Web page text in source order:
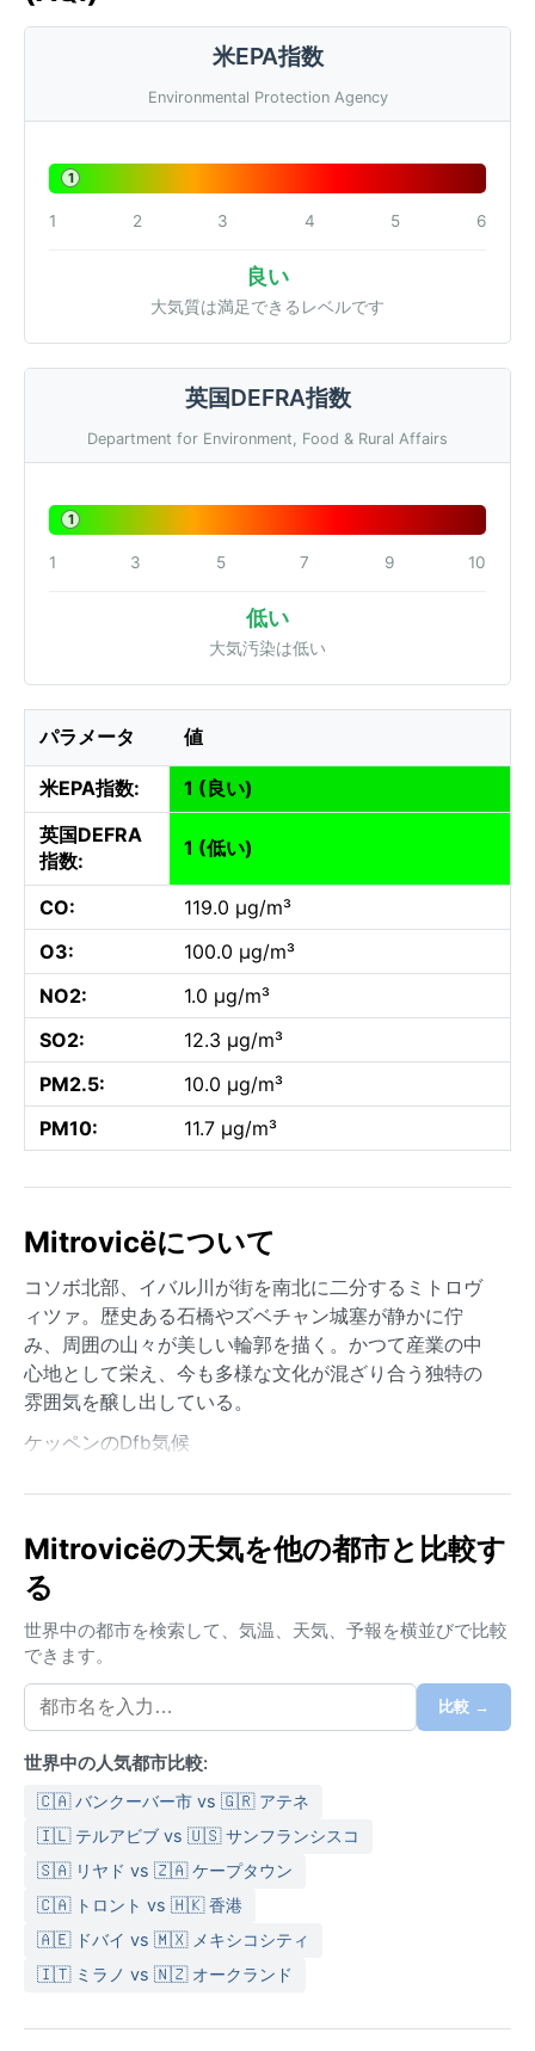
米EPA指数
Environmental Protection Agency
1
1 2 3 4 5 6
良い
大気質は満足できるレベルです
英国DEFRA指数
Department for Environment, Food & Rural Affairs
1
1 3 5 7 9 10
低い
大気汚染は低い
パラメータ 値
米EPA指数:
1 (良い)
英国DEFRA
指数:
1 (低い)
CO:
119.0 µg/m³
O3:
100.0 µg/m³
NO2:
1.0 µg/m³
SO2:
12.3 µg/m³
PM2.5:
10.0 µg/m³
PM10:
11.7 µg/m³
Mitrovicëについて
コソボ北部、イバル川が街を南北に二分するミトロヴ
ィツァ。歴史ある石橋やズベチャン城塞が静かに佇
み、周囲の山々が美しい輪郭を描く。かつて産業の中
心地として栄え、今も多様な文化が混ざり合う独特の
雰囲気を醸し出している。
ケッペンのDfb気候
Mitrovicëの天気を他の都市と比較す
る
世界中の都市を検索して、気温、天気、予報を横並びで比較
できます。
比較 →
世界中の人気都市比較:
🇨🇦 バンクーバー市 vs 🇬🇷 アテネ
🇮🇱 テルアビブ vs 🇺🇸 サンフランシスコ
🇸🇦 リヤド vs 🇿🇦 ケープタウン
🇨🇦 トロント vs 🇭🇰 香港
🇦🇪 ドバイ vs 🇲🇽 メキシコシティ
🇮🇹 ミラノ vs 🇳🇿 オークランド